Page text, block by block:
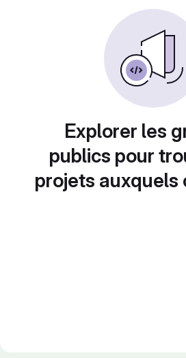
Explorer les
publics pour
projets auxquels